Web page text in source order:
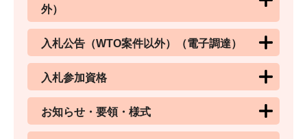
外）
入札公告（WTO案件以外）（電子調達）
入札参加資格
お知らせ・要領・様式